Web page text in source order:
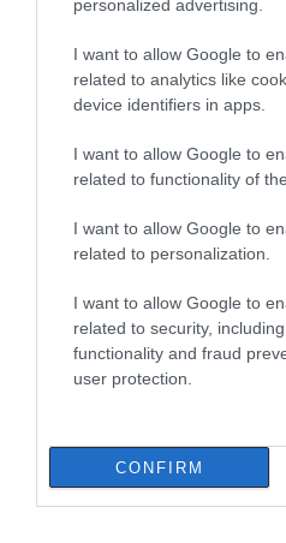
personalized advertising.
I want to allow Google to
related to analytics like
device identifiers in apps.
I want to allow Google to
related to functionality of
I want to allow Google to
related to personalization.
I want to allow Google to
related to security,
functionality and fraud
user protection.
CONFIRM
Σοκ σε επαρχιακό δρόμο:
κάνει τετραπλή προσπέραση
05.08.2026 | 21:00
05.08.2026 | 20:39
Η λειτουργία στα κλειδιά
αυτοκινήτου που λίγοι
γνωρίζουν και είναι πολύ
Καθαρό και άφθονο νερό σε
την περιοχή της Εύβοιας